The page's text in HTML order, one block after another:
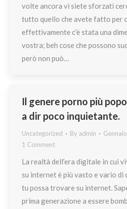
volte ancora vi siete sforzati
tutto quello che avete fatto per
effettivamente c’è stata una
vostra; beh cose che possono
però non può…
Il genere porno più
a dir poco inquietante.
Uncategorized By admin
1 Comment
La realtà dell’era digitale in cui
su internet è più vasto e vario di
tu possa trovare su internet.
prima generazione a essere